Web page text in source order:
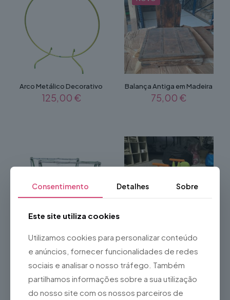
Arco Metálico Decorativo
125,00 €
Balança Antiga em Madeira
75,00 €
Baliza Infantil de Futebol –
Compacta e Resistente
16,17
Baloico Crocodilo
16,18€
Consentimento Detalhes Sobre
Este site utiliza cookies
Utilizamos cookies para personalizar conteúdo
e anúncios, fornecer funcionalidades de redes
sociais e analisar o nosso tráfego. Também
partilhamos informações sobre a sua utilização
do nosso site com os nossos parceiros de